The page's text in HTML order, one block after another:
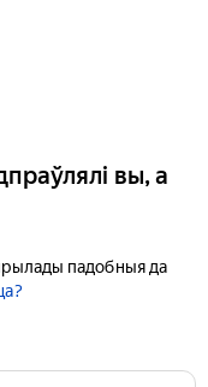
вы, а
падобныя да